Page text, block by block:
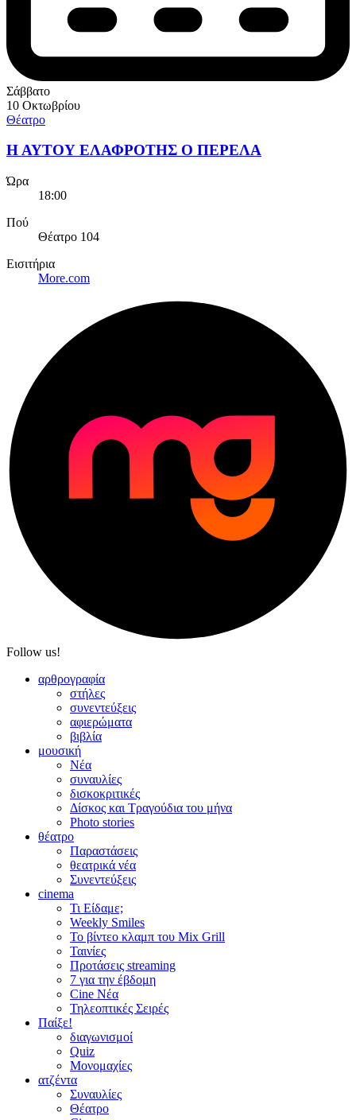
Σάββατο
10 Οκτωβρίου
Θέατρο
Η ΑΥΤΟΥ ΕΛΑΦΡΟΤΗΣ Ο ΠΕΡΕΛΑ
Ώρα
18:00
Πού
Θέατρο 104
Εισιτήρια
More.com
Follow us!
αρθρογραφία
στήλες
συνεντεύξεις
αφιερώματα
βιβλία
μουσική
Νέα
συναυλίες
δισκοκριτικές
Δίσκος και Τραγούδια του μήνα
Photo stories
θέατρο
Παραστάσεις
θεατρικά νέα
Συνεντεύξεις
cinema
Τι Είδαμε;
Weekly Smiles
Το βίντεο κλαμπ του Mix Grill
Ταινίες
Προτάσεις streaming
7 για την έβδομη
Cine Νέα
Τηλεοπτικές Σειρές
Παίξε!
διαγωνισμοί
Quiz
Μονομαχίες
ατζέντα
Συναυλίες
Θέατρο